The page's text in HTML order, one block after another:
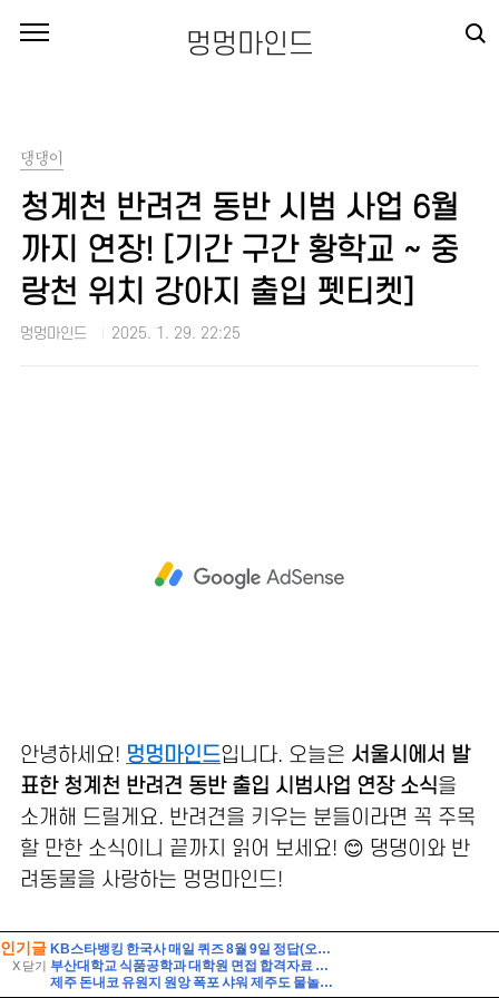
인기글
X 닫기
KB스타뱅킹 한국사 매일 퀴즈 8월 9일 정답(오랜 기간 발해의 수도였던 상경성에서 발견된 온돌 시설과 불상, 기와 등을 통해 발해가 고구려를 계승한 것을 알 수 있다)
부산대학교 식품공학과 대학원 면접 합격자료 자기소개 스크립트 및 실제 면접 합격 답안 - pics
제주 돈내코 유원지 원앙 폭포 샤워 제주도 물놀이 스팟